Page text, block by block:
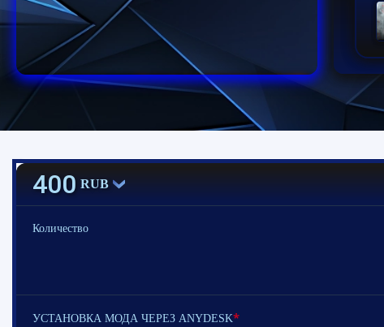
400 RUB
Количество
УСТАНОВКА МОДА ЧЕРЕЗ ANYDESK*